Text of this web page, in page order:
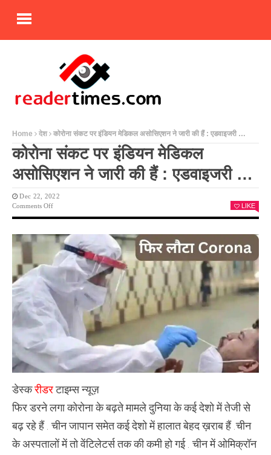
Home देश कोरोना संकट पर इंडियन मेडिकल असोसिएशन ने जारी की हैं : एडवाइजरी …
कोरोना संकट पर इंडियन मेडिकल
असोसिएशन ने जारी की हैं : एडवाइजरी …
Dec 22, 2022
Comments OffOn
पर
इंडियन
मेडिकल
असोसिएशन
की
हैं
एडवाइजरी
LIKE
डेस्करीडरटाइम्स न्यूज़
फिर डरने लगा कोरोना के बढ़ते मामले दुनिया के कई देशो में तेजी से
बढ़ रहे हैं . चीन जापान समेत कई देशो में हालात बेहद ख़राब हैं .चीन
के अस्पतालों में तो वेंटिलेटर्स तक की कमी हो गई . चीन में ओमिक्रॉन